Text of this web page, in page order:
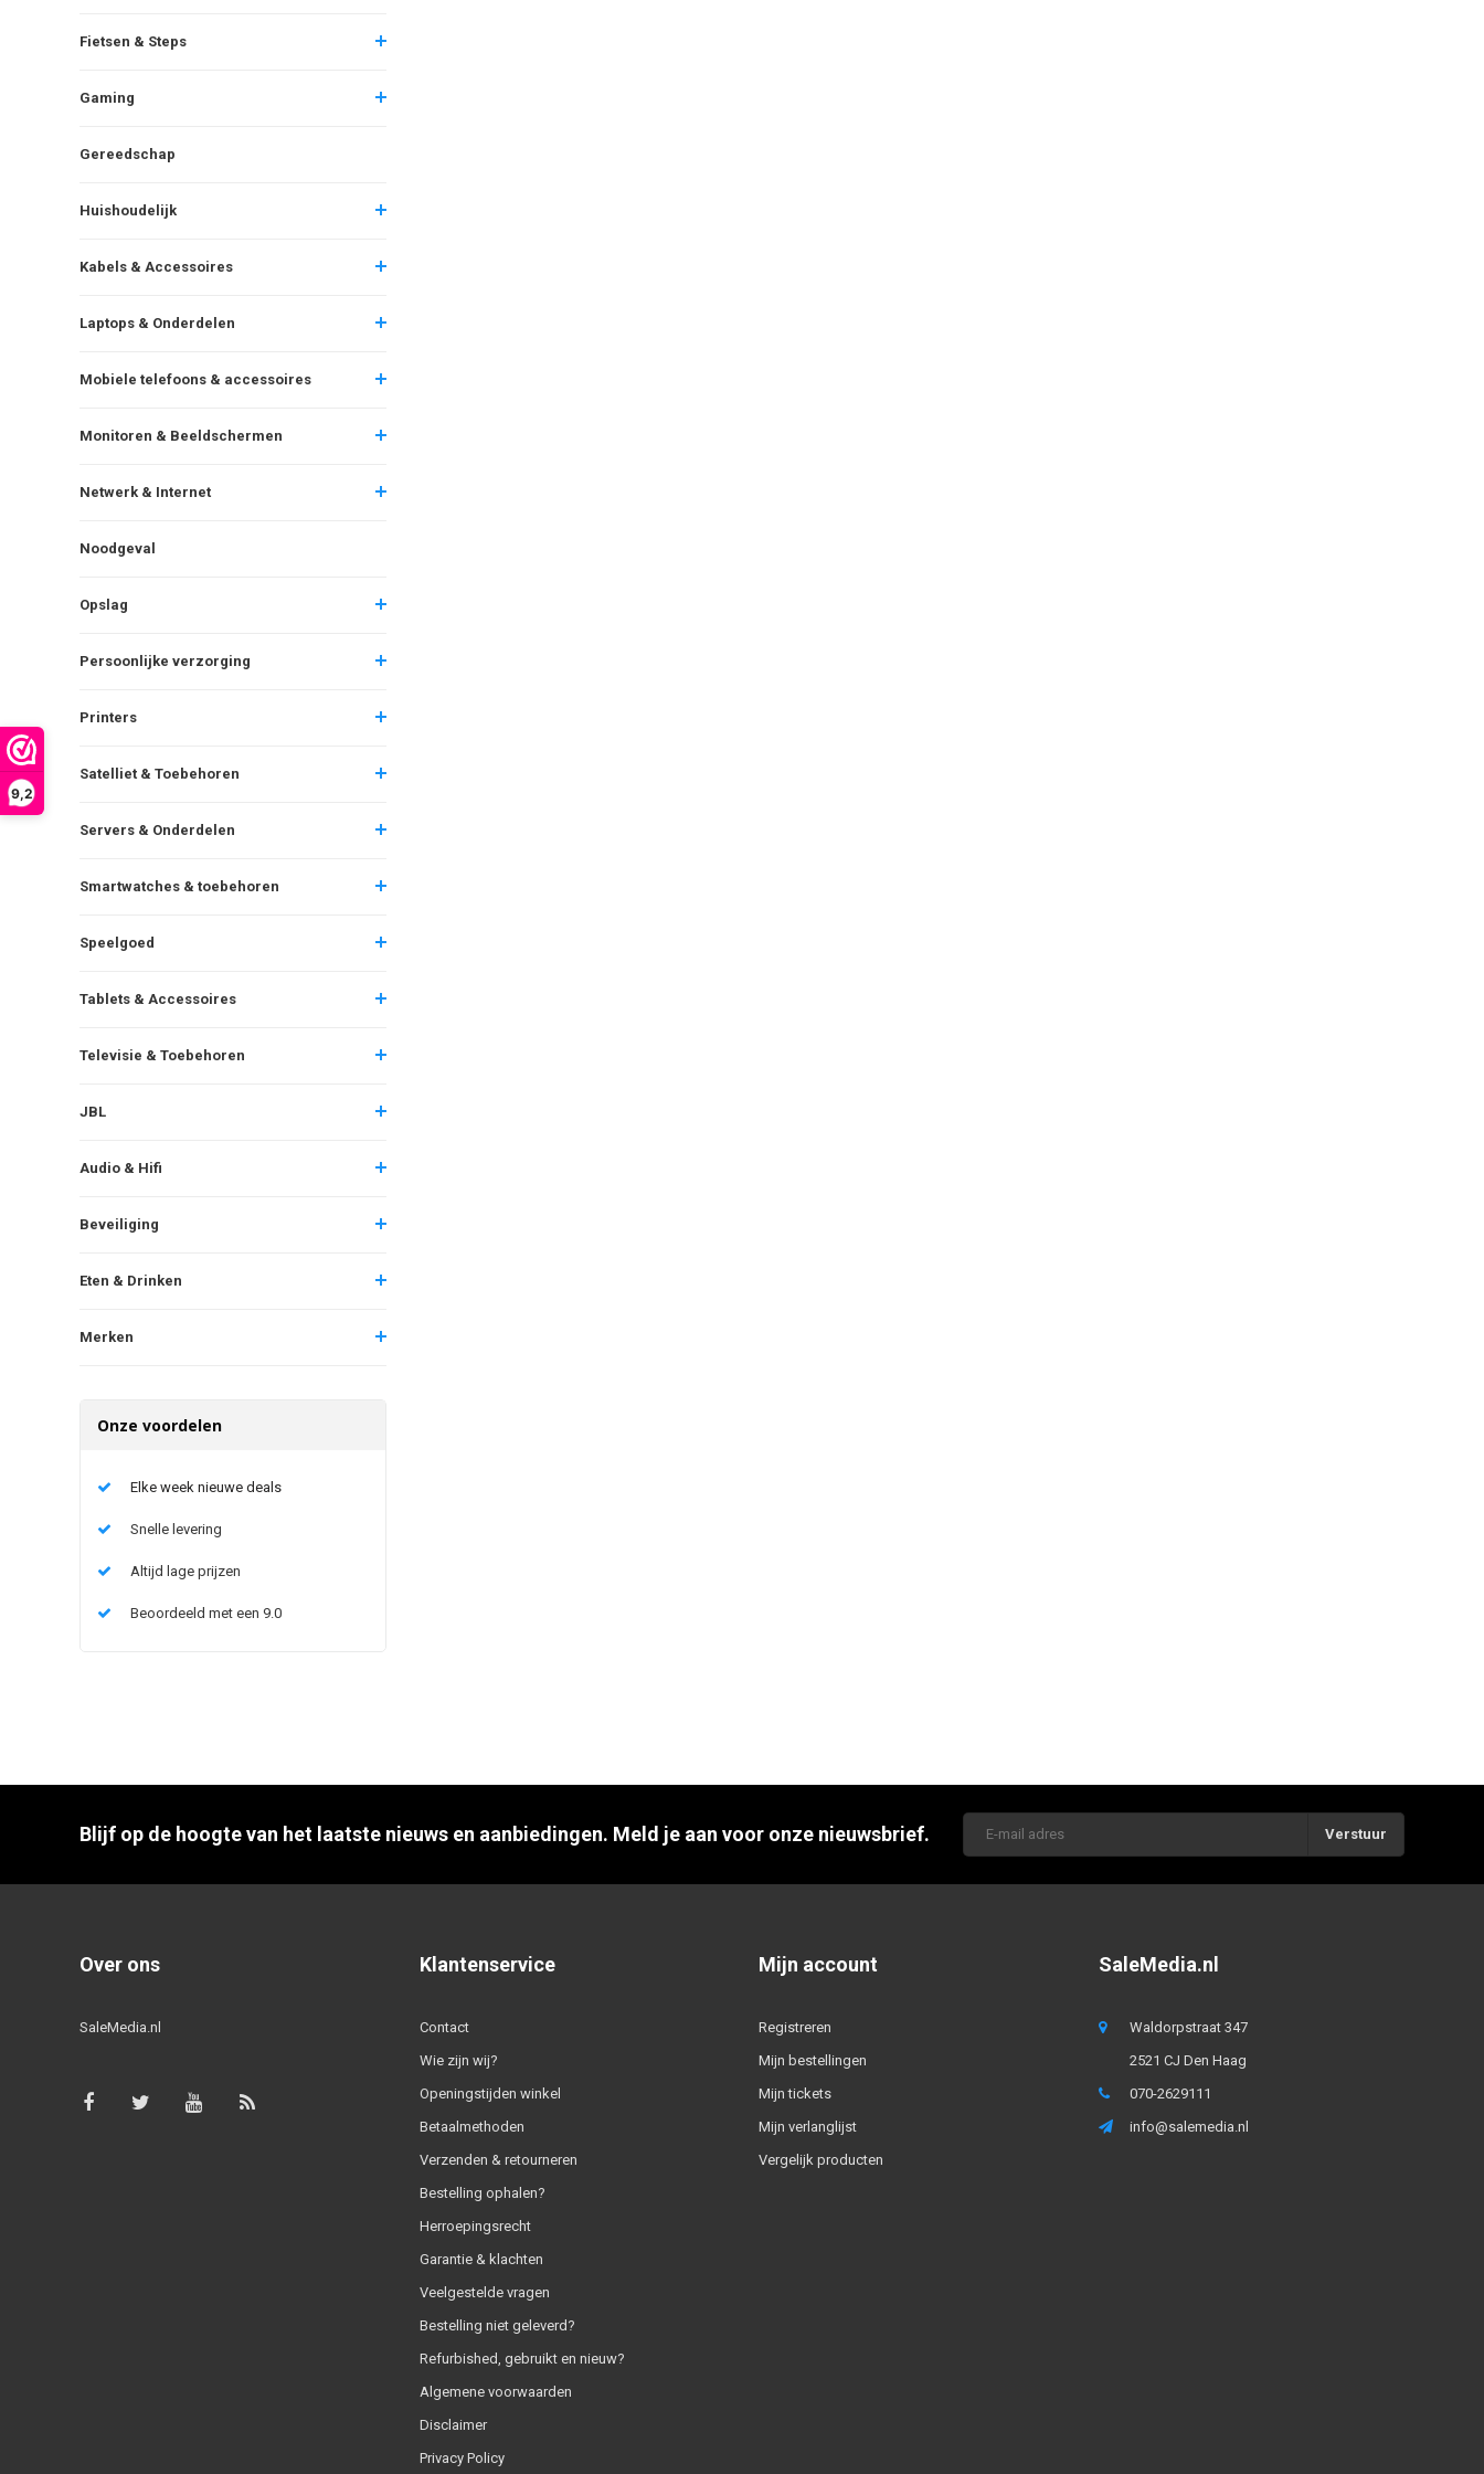
9,2
Fietsen & Steps
Gaming
Gereedschap
Huishoudelijk
Kabels & Accessoires
Laptops & Onderdelen
Mobiele telefoons & accessoires
Monitoren & Beeldschermen
Netwerk & Internet
Noodgeval
Opslag
Persoonlijke verzorging
Printers
Satelliet & Toebehoren
Servers & Onderdelen
Smartwatches & toebehoren
Speelgoed
Tablets & Accessoires
Televisie & Toebehoren
JBL
Audio & Hifi
Beveiliging
Eten & Drinken
Merken
Onze voordelen
Elke week nieuwe deals
Snelle levering
Altijd lage prijzen
Beoordeeld met een 9.0
Blijf op de hoogte van het laatste nieuws en aanbiedingen. Meld je aan voor onze nieuwsbrief. Verstuur
Over ons
SaleMedia.nl
Klantenservice
Contact
Wie zijn wij?
Openingstijden winkel
Betaalmethoden
Verzenden & retourneren
Bestelling ophalen?
Herroepingsrecht
Garantie & klachten
Veelgestelde vragen
Bestelling niet geleverd?
Refurbished, gebruikt en nieuw?
Algemene voorwaarden
Disclaimer
Privacy Policy
Mijn account
Registreren
Mijn bestellingen
Mijn tickets
Mijn verlanglijst
Vergelijk producten
SaleMedia.nl
Waldorpstraat 347
2521 CJ Den Haag
070-2629111
info@salemedia.nl